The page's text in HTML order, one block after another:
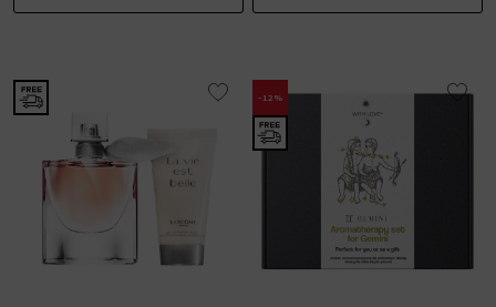
-12%